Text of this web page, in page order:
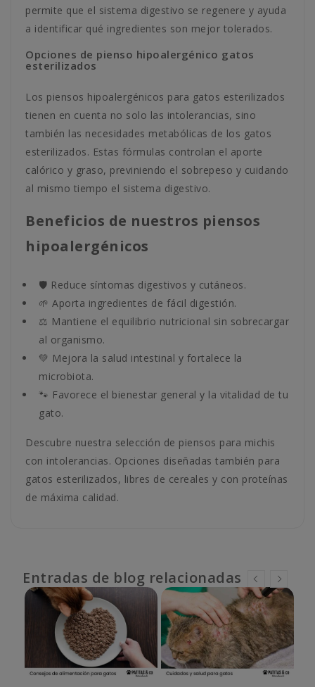
permite que el sistema digestivo se regenere y ayuda
a identificar qué ingredientes son mejor tolerados.
Opciones de pienso hipoalergénico gatos
esterilizados
Los piensos hipoalergénicos para gatos esterilizados
tienen en cuenta no solo las intolerancias, sino
también las necesidades metabólicas de los gatos
esterilizados. Estas fórmulas controlan el aporte
calórico y graso, previniendo el sobrepeso y cuidando
al mismo tiempo el sistema digestivo.
Beneficios de nuestros piensos
hipoalergénicos
🛡️ Reduce síntomas digestivos y cutáneos.
🌱 Aporta ingredientes de fácil digestión.
⚖️ Mantiene el equilibrio nutricional sin sobrecargar
al organismo.
💚 Mejora la salud intestinal y fortalece la
microbiota.
🐾 Favorece el bienestar general y la vitalidad de tu
gato.
Descubre nuestra selección de piensos para michis
con intolerancias. Opciones diseñadas también para
gatos esterilizados, libres de cereales y con proteínas
de máxima calidad.
Entradas de blog relacionadas